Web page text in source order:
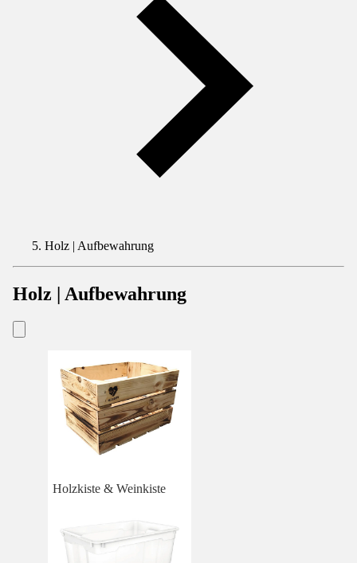
Holz | Aufbewahrung
Holz | Aufbewahrung
Holzkiste & Weinkiste